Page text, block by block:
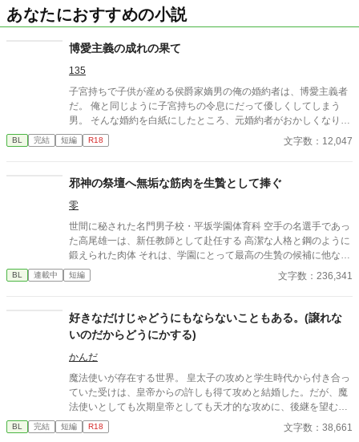
あなたにおすすめの小説
博愛主義の成れの果て
135
子宮持ちで子供が産める侯爵家嫡男の俺の婚約者は、博愛主義者
だ。 俺と同じように子宮持ちの令息にだって優しくしてしまう
男。 そんな婚約を白紙にしたところ、元婚約者がおかしくなりは
じめた……。
BL 完結 短編 R18 文字数：12,047
邪神の祭壇へ無垢な筋肉を生贄として捧ぐ
零
世間に秘された名門男子校・平坂学園体育科 空手の名選手であっ
た高尾雄一は、新任教師として赴任する 高潔な人格と鋼のように
鍛えられた肉体 それは、学園にとって最高の生贄の候補に他なら
なかった 至高の筋肉を持つ、精神を削られ意志をなくした青年を
太古の神に捧げるため、“水”、“風”、“土”の信奉者達が暗躍する 意
校で繰り広げられるダークファンタジー
BL 連載中 短編 文字数：236,341
好きなだけじゃどうにもならないこともある。(譲れな
いのだからどうにかする)
かんだ
魔法使いが存在する世界。 皇太子の攻めと学生時代から付き合っ
ていた受けは、皇帝からの許しも得て攻めと結婚した。だが、魔
法使いとしても次期皇帝としても天才的な攻めに、後継を望む周
囲は多い。 好きなだけではどうにもならないと理解している受け
は、攻めに後継を作ることを進言するしかなく…。
BL 完結 短編 R18 文字数：38,661